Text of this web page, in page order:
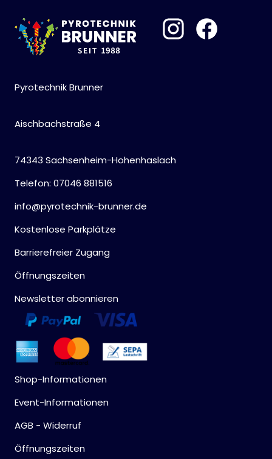
Pyrotechnik Brunner
Aischbachstraße 4
74343 Sachsenheim-Hohenhaslach
Telefon: 07046 881516
info@pyrotechnik-brunner.de
Kostenlose Parkplätze
Barrierefreier Zugang
Öffnungszeiten
Newsletter abonnieren
Shop-Informationen
Event-Informationen
AGB - Widerruf
Öffnungszeiten